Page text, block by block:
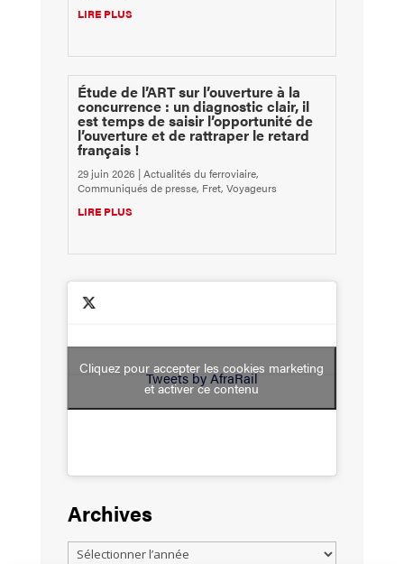
LIRE PLUS
Étude de l’ART sur l’ouverture à la
concurrence : un diagnostic clair, il
est temps de saisir l’opportunité de
l’ouverture et de rattraper le retard
français !
29 juin 2026 |Actualités du ferroviaire,
Communiqués de presse, Fret, Voyageurs
LIRE PLUS
Tweets by AfraRail
Cliquez pour accepter les cookies marketing
et activer ce contenu
Archives